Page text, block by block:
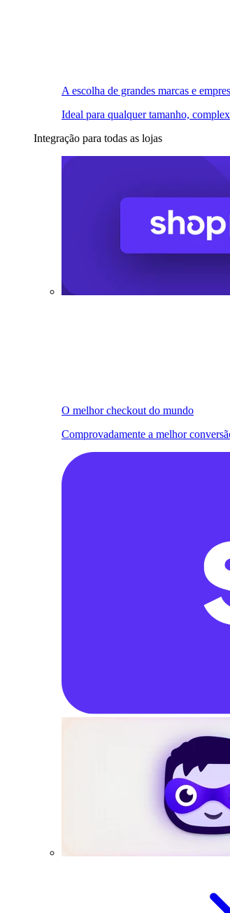
A escolha de grandes marcas e
Ideal para qualquer tamanho,
Integração para todas as lojas
O melhor checkout do mundo
Comprovadamente a melhor